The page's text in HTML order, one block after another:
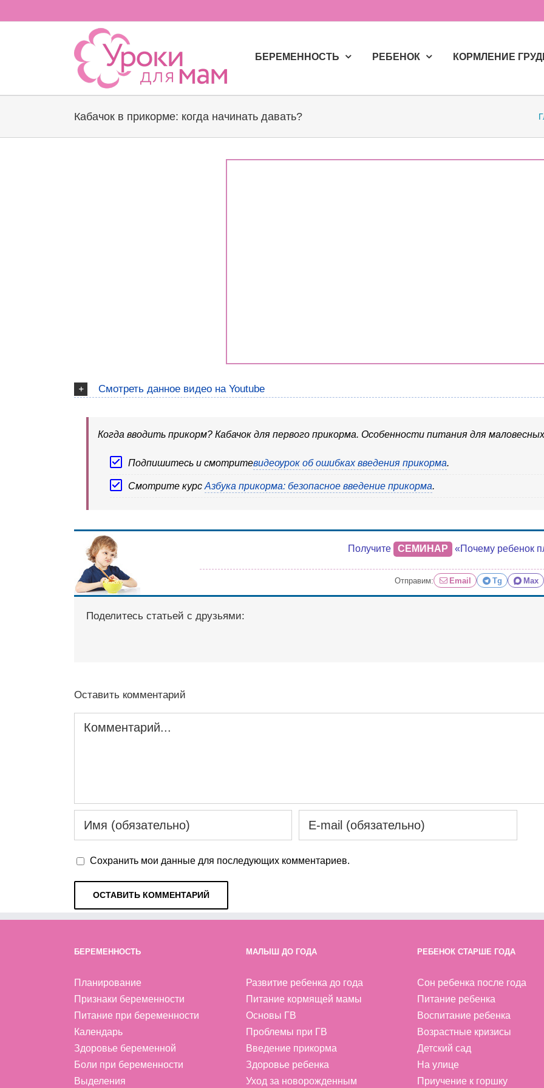
to
БЕРЕМЕННОСТЬ РЕБЕНОК КОРМЛЕНИЕ
Кабачок в прикорме: когда начинать давать?
Смотреть данное видео на Youtube
Когда вводить прикорм? Кабачок для первого прикорма. Особенности питания для
Подпишитесь и смотритевидеоурок об ошибках введения прикорма.
Смотрите курс Азбука прикорма: безопасное введение прикорма.
Получите СЕМИНАР «Почему ребенок
Отправим: Email Tg Max
Поделитесь статьей с друзьями:
Оставить комментарий
Сохранить мои данные для последующих комментариев.
БЕРЕМЕННОСТЬ
Планирование
Признаки беременности
Питание при беременности
Календарь
Здоровье беременной
Боли при беременности
Выделения
МАЛЫШ ДО ГОДА
Развитие ребенка до года
Питание кормящей мамы
Основы ГВ
Проблемы при ГВ
Введение прикорма
Здоровье ребенка
Уход за новорожденным
РЕБЕНОК СТАРШЕ ГОДА
Сон ребенка после года
Питание ребенка
Воспитание ребенка
Возрастные кризисы
Детский сад
На улице
Приучение к горшку